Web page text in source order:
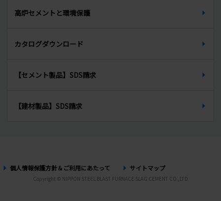
先輩からのメッセージ
高炉セメントと環境保護
カタログダウンロード
【セメント製品】SDS請求
【建材製品】SDS請求
個人情報保護方針＆ご利用にあたって サイトマップ
Copyright © NIPPON STEEL BLAST FURNACE SLAG CEMENT CO.,LTD